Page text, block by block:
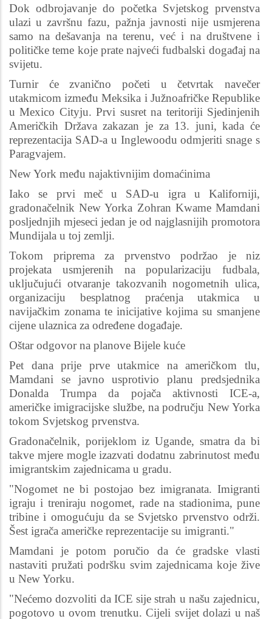
Dok odbrojavanje do početka Svjetskog prvenstva
ulazi u završnu fazu, pažnja javnosti nije usmjerena
samo na dešavanja na terenu, već i na društvene i
političke teme koje prate najveći fudbalski događaj na
svijetu.
Turnir će zvanično početi u četvrtak navečer
utakmicom između Meksika i Južnoafričke Republike
u Mexico Cityju. Prvi susret na teritoriji Sjedinjenih
Američkih Država zakazan je za 13. juni, kada će
reprezentacija SAD-a u Inglewoodu odmjeriti snage s
Paragvajem.
New York među najaktivnijim domaćinima
Iako se prvi meč u SAD-u igra u Kaliforniji,
gradonačelnik New Yorka Zohran Kwame Mamdani
posljednjih mjeseci jedan je od najglasnijih promotora
Mundijala u toj zemlji.
Tokom priprema za prvenstvo podržao je niz
projekata usmjerenih na popularizaciju fudbala,
uključujući otvaranje takozvanih nogometnih ulica,
organizaciju besplatnog praćenja utakmica u
navijačkim zonama te inicijative kojima su smanjene
cijene ulaznica za određene događaje.
Oštar odgovor na planove Bijele kuće
Pet dana prije prve utakmice na američkom tlu,
Mamdani se javno usprotivio planu predsjednika
Donalda Trumpa da pojača aktivnosti ICE-a,
američke imigracijske službe, na području New Yorka
tokom Svjetskog prvenstva.
Gradonačelnik, porijeklom iz Ugande, smatra da bi
takve mjere mogle izazvati dodatnu zabrinutost među
imigrantskim zajednicama u gradu.
"Nogomet ne bi postojao bez imigranata. Imigranti
igraju i treniraju nogomet, rade na stadionima, pune
tribine i omogućuju da se Svjetsko prvenstvo održi.
Šest igrača američke reprezentacije su imigranti."
Mamdani je potom poručio da će gradske vlasti
nastaviti pružati podršku svim zajednicama koje žive
u New Yorku.
"Nećemo dozvoliti da ICE sije strah u našu zajednicu,
pogotovo u ovom trenutku. Cijeli svijet dolazi u naš